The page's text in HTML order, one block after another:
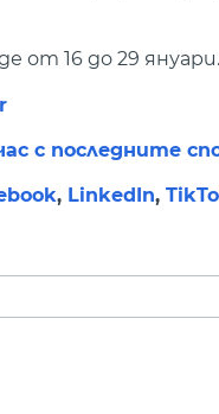
от 16 до 29 януари.
с последните
, LinkedIn,